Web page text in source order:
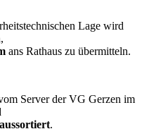
Lage wird
ans Rathaus zu übermitteln.
Server der VG Gerzen im
aussortiert.